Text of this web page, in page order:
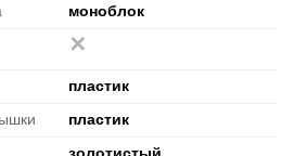
моноблок
пластик
пластик